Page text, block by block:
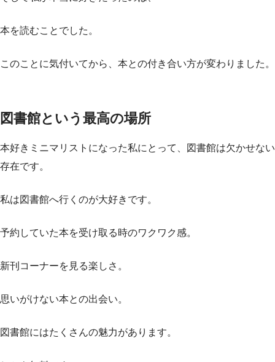
本を読むことでした。
このことに気付いてから、本との付き合い方が変わりました。
図書館という最高の場所
本好きミニマリストになった私にとって、図書館は欠かせない
存在です。
私は図書館へ行くのが大好きです。
予約していた本を受け取る時のワクワク感。
新刊コーナーを見る楽しさ。
思いがけない本との出会い。
図書館にはたくさんの魅力があります。